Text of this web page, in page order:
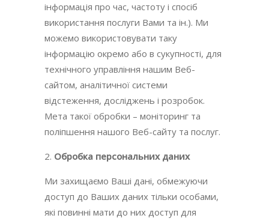
інформація про час, частоту і спосіб
використання послуги Вами та ін.). Ми
можемо використовувати таку
інформацію окремо або в сукупності, для
технічного управління нашим Веб-
сайтом, аналітичної системи
відстеження, досліджень і розробок.
Мета такої обробки – моніторинг та
поліпшення нашого Веб-сайту та послуг.
Обробка персональних даних
Ми захищаємо Ваші дані, обмежуючи
доступ до Ваших даних тільки особами,
які повинні мати до них доступ для